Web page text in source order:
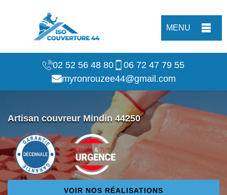
MENU
02 52 56 48 80
06 72 47 79 55
myronrouzee44@gmail.com
Artisan couvreur Mindin 44250
VOIR NOS RÉALISATIONS